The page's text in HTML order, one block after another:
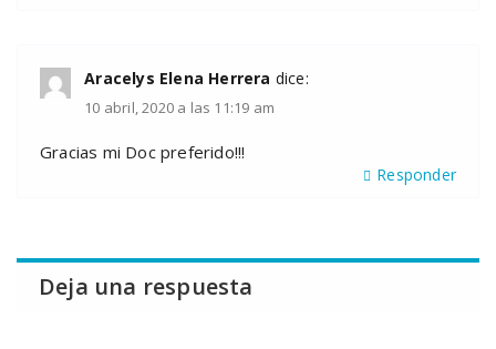
Aracelys Elena Herrera dice:
10 abril, 2020 a las 11:19 am
Gracias mi Doc preferido!!!
Responder
Deja una respuesta